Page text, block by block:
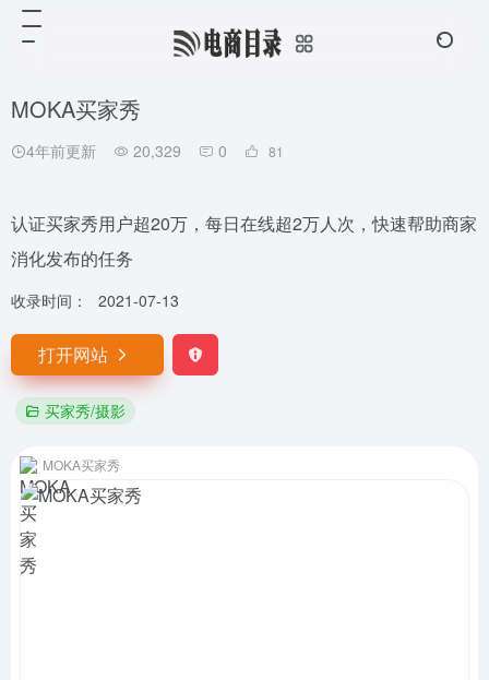
MOKA买家秀
4年前更新 20,329 0 81
认证买家秀用户超20万，每日在线超2万人次，快速帮助商家
消化发布的任务
收录时间： 2021-07-13
打开网站
买家秀/摄影
MOKA买家秀